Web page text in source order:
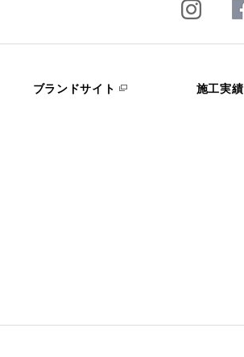
ブランドサイト 施工実績